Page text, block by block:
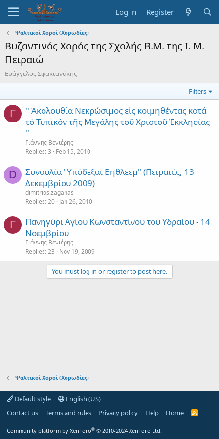
Log in Register
Ψαλτικοί Χοροί (Χορωδίες)
Βυζαντινός Χορός της Σχολής Β.Μ. της Ι. Μ.
Πειραιώ
Ευάγγελος Σφακιανάκης
Filters
Γ
'' Ἀκολουθία Νεκρώσιμος εἰς κοιμηθέντας κατά
τό Τυπικόν τῆς Μεγάλης τοῦ Χριστοῦ Ἐκκλησίας
''
Γιάννης Βενιέρης
Replies 3 Feb 15, 2010
D
Συναυλία "Υπόδεξαι Βηθλεέμ" (Πειραιάς, 13
Δεκεμβρίου 2009)
dimitrios.zaganas
Replies 20 Jan 26, 2010
Γ
Πανηγύρι Αγίου Κωνσταντίνου του Υδραίου - 14
Νοεμβρίου
Γιάννης Βενιέρης
Replies 23 Nov 19, 2009
You must log in or register to post here.
Ψαλτικοί Χοροί (Χορωδίες)
Default style
English (US)
Contact us
Terms and rules Privacy policy Help Home
R
Community platform by XenForo® © 2010-2024 XenForo Ltd.